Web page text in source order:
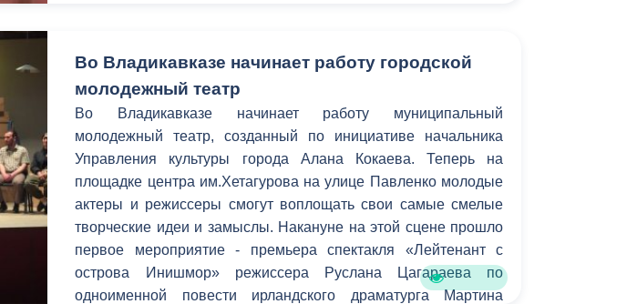
Во Владикавказе начинает работу городской
молодежный театр
Во Владикавказе начинает работу муниципальный
молодежный театр, созданный по инициативе начальника
Управления культуры города Алана Кокаева. Теперь на
площадке центра им.Хетагурова на улице Павленко молодые
актеры и режиссеры смогут воплощать свои самые смелые
творческие идеи и замыслы. Накануне на этой сцене прошло
первое мероприятие - премьера спектакля «Лейтенант с
острова Инишмор» режиссера Руслана Цагараева по
одноименной повести ирландского драматурга Мартина